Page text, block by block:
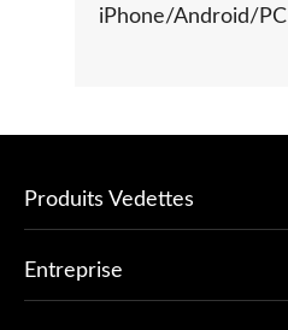
iPhone/Android/PC
Produits Vedettes
Entreprise